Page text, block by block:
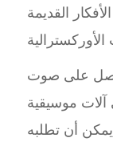
القديمة
على صوت
موسيقية
أن تطلبه